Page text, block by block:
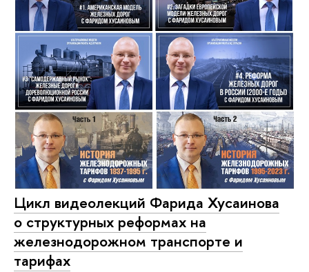
Цикл видеолекций Фарида Хусаинова
о структурных реформах на
железнодорожном транспорте и
тарифах